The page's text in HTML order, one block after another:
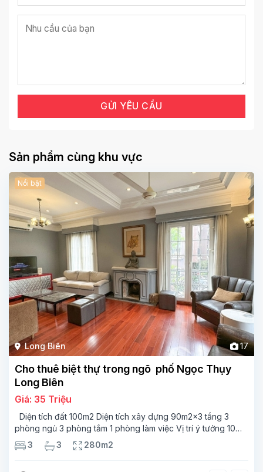
Sản phẩm cùng khu vực
Long Biên 17
Nổi bật
Cho thuê biệt thự trong ngõ phố Ngọc Thụy
Long Biên
Giá: 35 Triệu
Diện tích đất 100m2 Diện tích xây dựng 90m2x3 tầng 3
phòng ngủ 3 phòng tắm 1 phòng làm việc Vị trí ý tưởng 10
phút đi bộ tới trường việt pháp Ngôi nhà được thiết kế theo
kiểu phát cổ,trong khu dân
3 3 280m2